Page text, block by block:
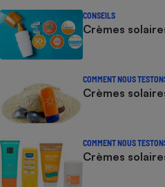
CONSEILS
Crèmes
COMMENT NOUS
Crèmes
COMMENT NOUS
Crèmes